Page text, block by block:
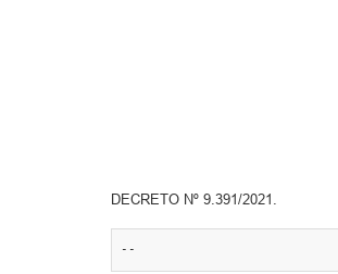
DECRETO Nº 9.391/2021.
--